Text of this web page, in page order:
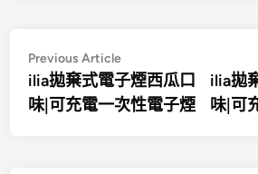
文
章
導
Previous ArticlePrevious
article:
ilia拋棄式電子煙西瓜口
味|可充電一次性電子煙
ilia拋
味|可